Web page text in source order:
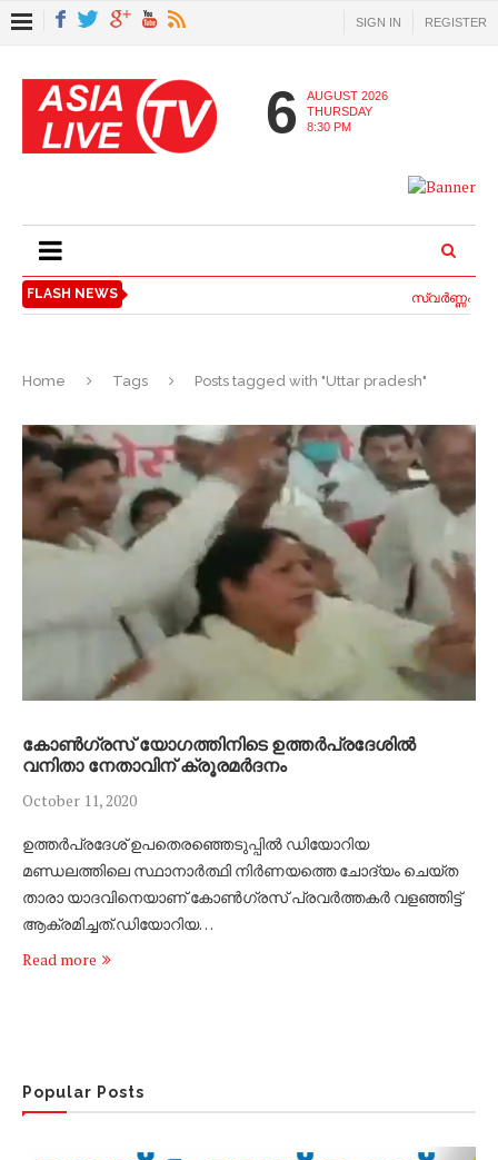
SIGN IN REGISTER
6
AUGUST 2026
THURSDAY
8:30 PM
FLASH NEWS
Home Tags Posts tagged with "Uttar pradesh"
കോൺഗ്രസ് യോഗത്തിനിടെ ഉത്തർപ്രദേശിൽ
വനിതാ നേതാവിന് ക്രൂരമർദനം
October 11, 2020
ഉത്തർപ്രദേശ് ഉപതെരഞ്ഞെടുപ്പിൽ ഡിയോറിയ
മണ്ഡലത്തിലെ സ്ഥാനാർത്ഥി നിർണയത്തെ ചോദ്യം ചെയ്ത
താരാ യാദവിനെയാണ് കോൺഗ്രസ് പ്രവർത്തകർ വളഞ്ഞിട്ട്
ആക്രമിച്ചത്.ഡിയോറിയ…
Read more
Popular Posts